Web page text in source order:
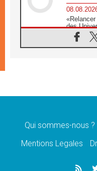
des
Signis
07.08.2026
de
«La paix
Qui sommes-nous ?
Mentions Legales